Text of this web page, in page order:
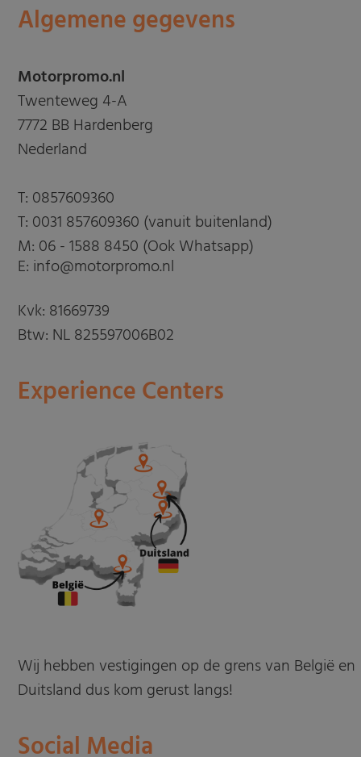
Algemene gegevens
Motorpromo.nl
Twenteweg 4-A
7772 BB Hardenberg
Nederland
T: 0857609360
T: 0031 857609360 (vanuit buitenland)
M: 06 - 1588 8450 (Ook Whatsapp)
E: info@motorpromo.nl
Kvk: 81669739
Btw: NL 825597006B02
Experience Centers
Wij hebben vestigingen op de grens van België en
Duitsland dus kom gerust langs!
Social Media